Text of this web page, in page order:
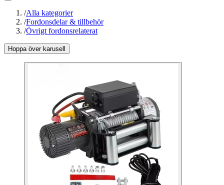
/Alla kategorier
/Fordonsdelar & tillbehör
/Övrigt fordonsrelaterat
Hoppa över karusell